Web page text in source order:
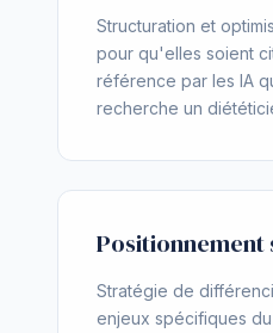
Structuration et
pour qu'elles soient
référence par les IA
recherche un
Stratégie de
enjeux spécifiques